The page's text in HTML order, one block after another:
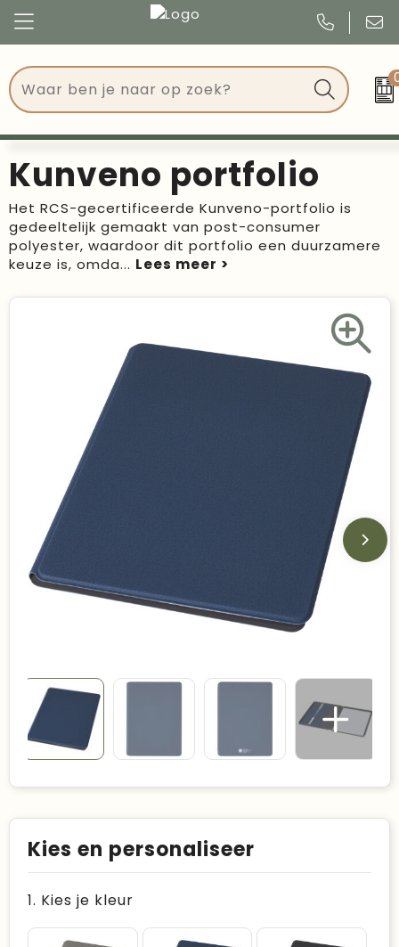
Tassen
Drinkwaren
Events
Give Aways
Kantoorartikelen
Schrijfwaren
Duurzame keuzes
Made in Europe
Recycled
Congres
Events
Kerst
Verjaardagen
Voetbal, EK en WK
Kunveno portfolio
Het RCS-gecertificeerde Kunveno-portfolio is
gedeeltelijk gemaakt van post-consumer
polyester, waardoor dit portfolio een duurzamere
keuze is, omda...
Kies en personaliseer
1. Kies je kleur